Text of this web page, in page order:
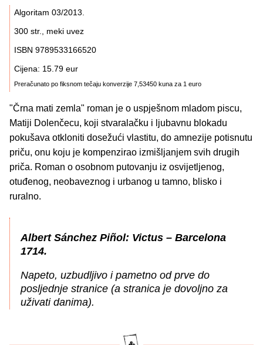
Algoritam 03/2013.
300 str., meki uvez
ISBN 9789533166520
Cijena: 15.79 eur
Preračunato po fiksnom tečaju konverzije 7,53450 kuna za 1 euro
"Črna mati zemla" roman je o uspješnom mladom piscu,
Matiji Dolenčecu, koji stvaralačku i ljubavnu blokadu
pokušava otkloniti dosežući vlastitu, do amnezije potisnutu
priču, onu koju je kompenzirao izmišljanjem svih drugih
priča. Roman o osobnom putovanju iz osvijetljenog,
otuđenog, neobaveznog i urbanog u tamno, blisko i
ruralno.
Albert Sánchez Piñol: Victus – Barcelona
1714.
Napeto, uzbudljivo i pametno od prve do
posljednje stranice (a stranica je dovoljno za
uživati danima).